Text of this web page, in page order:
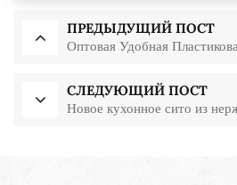
ПРЕДЫДУЩИЙ ПОСТ
Оптовая Удобная
СЛЕДУЮЩИЙ ПОСТ
Новое кухонное сито из